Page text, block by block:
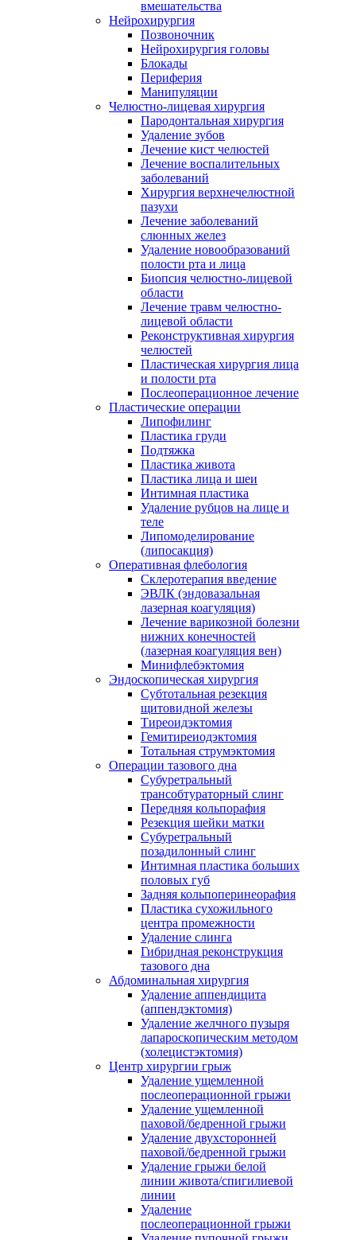
вмешательства
Нейрохирургия
Позвоночник
Нейрохирургия головы
Блокады
Периферия
Манипуляции
Челюстно-лицевая хирургия
Пародонтальная хирургия
Удаление зубов
Лечение кист челюстей
Лечение воспалительных
заболеваний
Хирургия верхнечелюстной
пазухи
Лечение заболеваний
слюнных желез
Удаление новообразований
полости рта и лица
Биопсия челюстно-лицевой
области
Лечение травм челюстно-
лицевой области
Реконструктивная хирургия
челюстей
Пластическая хирургия лица
и полости рта
Послеоперационное лечение
Пластические операции
Липофилинг
Пластика груди
Подтяжка
Пластика живота
Пластика лица и шеи
Интимная пластика
Удаление рубцов на лице и
теле
Липомоделирование
(липосакция)
Оперативная флебология
Склеротерапия введение
ЭВЛК (эндовазальная
лазерная коагуляция)
Лечение варикозной болезни
нижних конечностей
(лазерная коагуляция вен)
Минифлебэктомия
Эндоскопическая хирургия
Субтотальная резекция
щитовидной железы
Тиреоидэктомия
Гемитиреиодэктомия
Тотальная струмэктомия
Операции тазового дна
Субуретральный
трансобтураторный слинг
Передняя кольпорафия
Резекция шейки матки
Субуретральный
позадилонный слинг
Интимная пластика больших
половых губ
Задняя кольпоперинеорафия
Пластика сухожильного
центра промежности
Удаление слинга
Гибридная реконструкция
тазового дна
Абдоминальная хирургия
Удаление аппендицита
(аппендэктомия)
Удаление желчного пузыря
лапароскопическим методом
(холецистэктомия)
Центр хирургии грыж
Удаление ущемленной
послеоперационной грыжи
Удаление ущемленной
паховой/бедренной грыжи
Удаление двухсторонней
паховой/бедренной грыжи
Удаление грыжи белой
линии живота/спигилиевой
линии
Удаление
послеоперационной грыжи